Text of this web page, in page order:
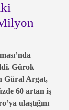
Gürok
Güral Argat,
60 artan iş
ulaştığını